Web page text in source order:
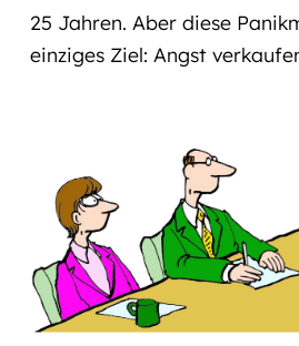
25 Jahren. Aber diese
einziges Ziel: Angst